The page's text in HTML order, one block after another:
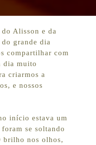
Alisson e da
grande dia
compartilhar com
dia muito
criarmos a
e nossos
início estava um
se soltando
brilho nos olhos,